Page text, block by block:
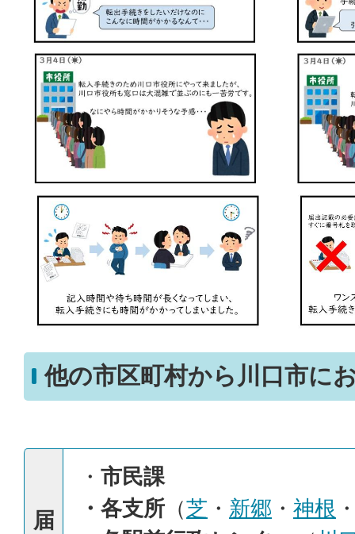
他の市区町村から川口市に
届
・ 市民課
・各支所 （芝 ・ 新郷 ・ 神根